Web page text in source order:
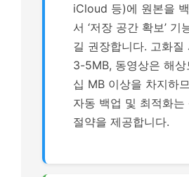
iCloud 등)에 원본을
서 ‘저장 공간 확보’ 기
길 권장합니다. 고화질
3-5MB, 동영상은 해
십 MB 이상을 차지하
자동 백업 및 최적화는
절약을 제공합니다.